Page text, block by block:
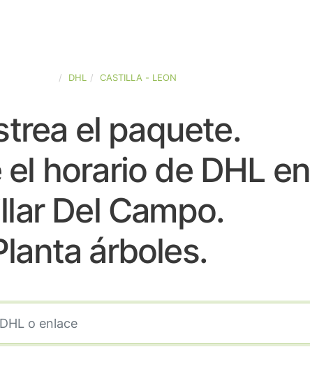
DHL CASTILLA - LEON
el paquete.
horario de DHL en
Del Campo.
árboles.